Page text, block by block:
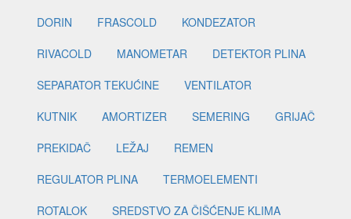
DORIN
FRASCOLD
KONDEZATOR
RIVACOLD
MANOMETAR
DETEKTOR PLINA
SEPARATOR TEKUĆINE
VENTILATOR
KUTNIK
AMORTIZER SEMERING
GRIJAČ
PREKIDAČ
LEŽAJ
REMEN
REGULATOR PLINA
TERMOELEMENTI
ROTALOK
SREDSTVO ZA ČIŠĆENJE KLIMA